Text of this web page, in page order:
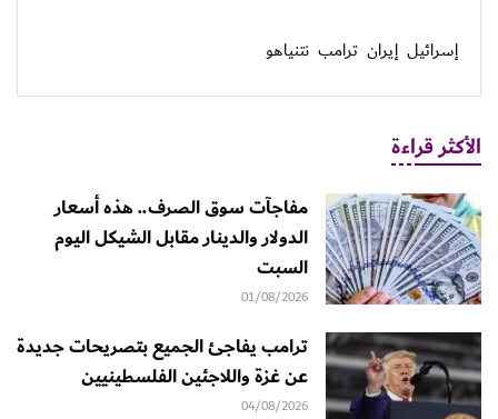
إسرائيل إيران ترامب نتنياهو
الأكثر قراءة
مفاجآت سوق الصرف.. هذه أسعار
الدولار والدينار مقابل الشيكل اليوم
السبت
01/08/2026
ترامب يفاجئ الجميع بتصريحات جديدة
عن غزة واللاجئين الفلسطينيين
04/08/2026